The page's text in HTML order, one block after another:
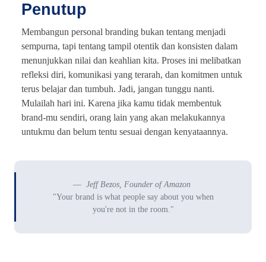
Penutup
Membangun personal branding bukan tentang menjadi
sempurna, tapi tentang tampil otentik dan konsisten dalam
menunjukkan nilai dan keahlian kita. Proses ini melibatkan
refleksi diri, komunikasi yang terarah, dan komitmen untuk
terus belajar dan tumbuh. Jadi, jangan tunggu nanti.
Mulailah hari ini. Karena jika kamu tidak membentuk
brand-mu sendiri, orang lain yang akan melakukannya
untukmu dan belum tentu sesuai dengan kenyataannya.
Jeff Bezos, Founder of Amazon
"Your brand is what people say about you when
you're not in the room."